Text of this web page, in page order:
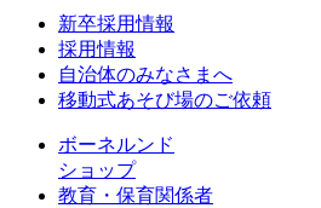
新卒採用情報
採用情報
自治体のみなさまへ
移動式あそび場のご依頼
ボーネルンド
ショップ
教育・保育関係者